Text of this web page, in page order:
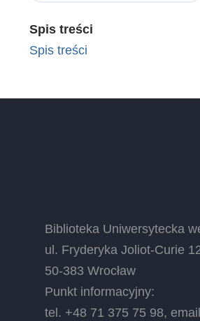
Spis treści
Spis treści
Biblioteka Uniwersytecka
ul. Fryderyka Joliot-Curie
50-383 Wrocław
Punkt informacyjny:
tel. +48 71 375 75 98,